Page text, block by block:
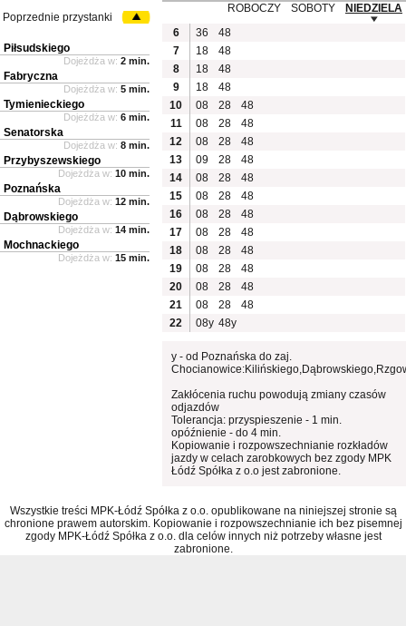
ROBOCZY
SOBOTY
NIEDZIELA
6
36
48
7
18
48
8
18
48
9
18
48
10
08 28
48
11
08 28
48
12
08 28
48
13
09 28
48
14
08 28
48
15
08 28
48
16
08 28
48
17
08 28
48
18
08 28
48
19
08 28
48
20
08 28
48
21
08 28
48
22
08y 48y
y - od Poznańska do zaj.
Zakłócenia ruchu powodują zmiany czasów
odjazdów
Tolerancja: przyspieszenie - 1 min.
opóźnienie - do 4 min.
Kopiowanie i rozpowszechnianie rozkładów
jazdy w celach zarobkowych bez zgody MPK
Łódź Spółka z o.o jest zabronione.
Poprzednie przystanki
Piłsudskiego
Dojeżdża w: 2 min.
Fabryczna
Dojeżdża w: 5 min.
Tymienieckiego
Dojeżdża w: 6 min.
Senatorska
Dojeżdża w: 8 min.
Przybyszewskiego
Dojeżdża w: 10 min.
Poznańska
Dojeżdża w: 12 min.
Dąbrowskiego
Dojeżdża w: 14 min.
Mochnackiego
Dojeżdża w: 15 min.
Wszystkie treści MPK-Łódź Spółka z o.o. opublikowane na niniejszej stronie są
chronione prawem autorskim. Kopiowanie i rozpowszechnianie ich bez pisemnej
zgody MPK-Łódź Spółka z o.o. dla celów innych niż potrzeby własne jest
zabronione.